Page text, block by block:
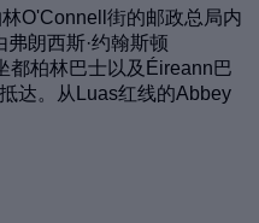
O'Connell街的邮政总局内
朗西斯·约翰斯顿
都柏林巴士以及Éireann巴
达。从Luas红线的Abbey